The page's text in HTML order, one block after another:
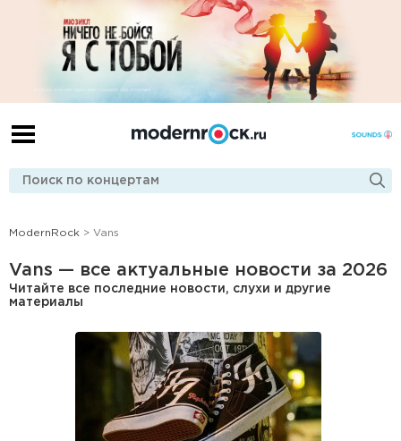
ModernRock > Vans
Vans — все актуальные новости за 2026
Читайте все последние новости, слухи и другие
материалы